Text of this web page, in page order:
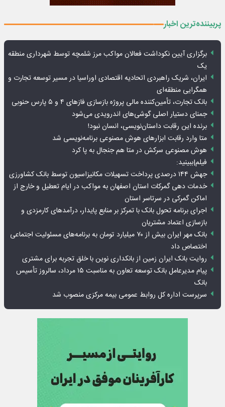
پربیننده‌ترین اخبار
برگزاری آیین نکوداشت فعالان مواکب مرز شلمچه توسط شهرداری منطقه
یک
ایران، شریک راهبردی اتحادیه اقتصادی اوراسیا در مسیر توسعه تجارت و
همگرایی منطقه‌ای
بانک تجارت، تأمین‌کننده مالی پروژه بازسازی فازهای ۴ و ۵ پارس حنوبی
جمنای دستیار اصلی گوشی‌های اندرویدی می‌شود
برنده این رقابت داستان‌نویسی، انسان نبود!
متا وارد رقابت ابزارهای هوش مصنوعی برنامه‌نویسی شد
هوش مصنوعی سرکش در متا هم جنجال به پا کرد
فیلم|ببینید:
جهش ۱۴۴ درصدی پرداخت تسهیلات مکانیزاسیون توسط بانک کشاورزی
خدمات دهی گمرکات استان اصفهان به مواکب در ایام تعطیل و خارج از
اماکن گمرکی در سرتاسر استان
اجرای برنامه تحول بانک با تمرکز بر منابع پایدار، درآمدهای کارمزدی و
بازسازی اعتماد مشتریان
بانک مهر ایران بیش از ۷۰ میلیارد تومان به برنامه‌های مسئولیت اجتماعی
اختصاص داد
روایت بانک ایران زمین از بانکداری نوین با خلق تجربه برای مشتری
پیام مدیرعامل بانک توسعه تعاون به مناسبت ۱۵ مرداد، سالروز تأسیس
بانک
سرپرست اداره کل روابط عمومی بیمه مرکزی منصوب شد